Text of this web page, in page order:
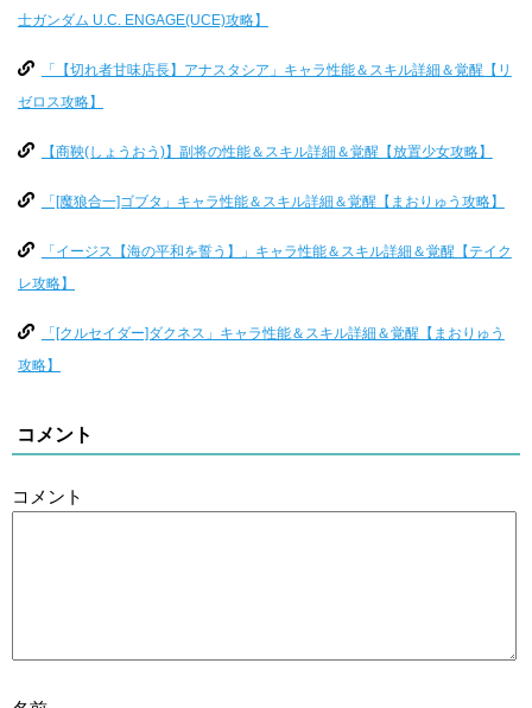
士ガンダム U.C. ENGAGE(UCE)攻略】
「【切れ者甘味店長】アナスタシア」キャラ性能＆スキル詳細＆覚醒【リ
ゼロス攻略】
【商鞅(しょうおう)】副将の性能＆スキル詳細＆覚醒【放置少女攻略】
「[魔狼合一]ゴブタ」キャラ性能＆スキル詳細＆覚醒【まおりゅう攻略】
「イージス【海の平和を誓う】」キャラ性能＆スキル詳細＆覚醒【テイク
レ攻略】
「[クルセイダー]ダクネス」キャラ性能＆スキル詳細＆覚醒【まおりゅう
攻略】
コメント
コメント